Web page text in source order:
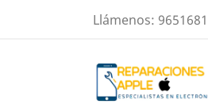
Llámenos: